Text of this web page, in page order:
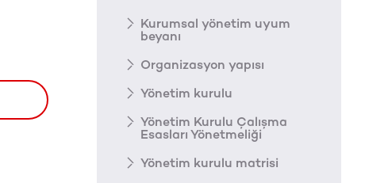
Kurumsal yönetim uyum
beyanı
Organizasyon yapısı
Yönetim kurulu
Yönetim Kurulu Çalışma
Esasları Yönetmeliği
Yönetim kurulu matrisi